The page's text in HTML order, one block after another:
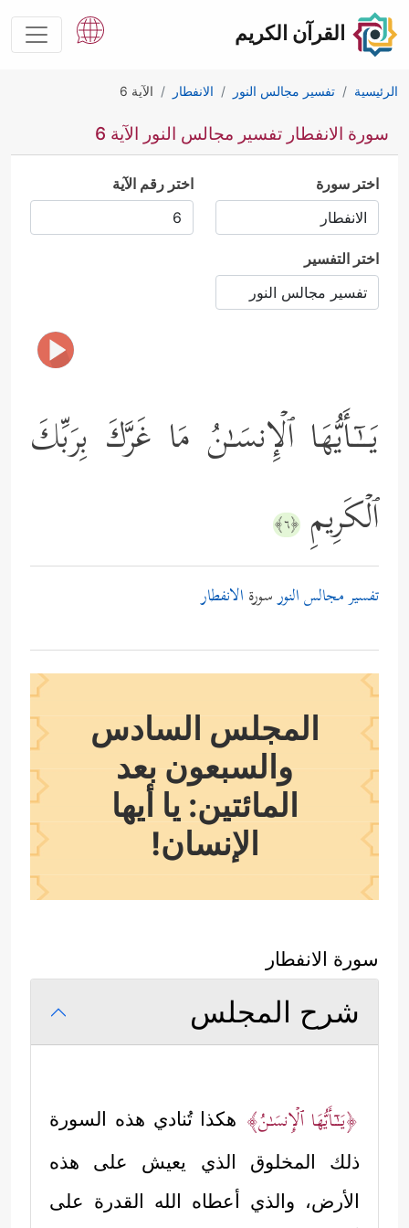
القرآن الكريم
الرئيسية تفسير مجالس النور الانفطار الآية 6
سورة الانفطار تفسير مجالس النور الآية 6
اختر سورة اختر رقم الآية
اختر التفسير
یَــٰۤـأَیُّهَا ٱلۡإِنسَـٰنُ مَا غَرَّكَ بِرَبِّكَ
ٱلۡكَرِیمِ ﴿٦﴾
تفسير مجالس النورسورة الانفطار
المجلس السادس
والسبعون بعد
المائتين: يا أيها
الإنسان!
سورة الانفطار
شرح المجلس
﴿یَــٰۤـأَیُّهَا ٱلۡإِنسَـٰنُ﴾ هكذا تُنادي هذه السورة
ذلك المخلوق الذي يعيش على هذه
الأرض، والذي أعطاه الله القدرة على